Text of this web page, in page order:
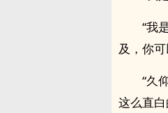
“我
及，你
“久
这么直白